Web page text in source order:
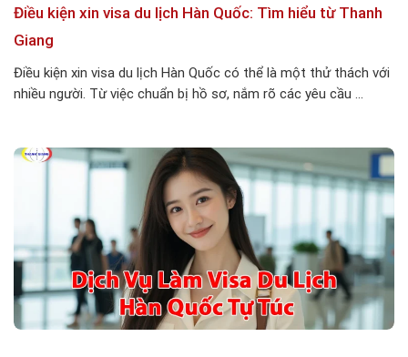
Điều kiện xin visa du lịch Hàn Quốc: Tìm hiểu từ Thanh
Giang
Điều kiện xin visa du lịch Hàn Quốc có thể là một thử thách với
nhiều người. Từ việc chuẩn bị hồ sơ, nắm rõ các yêu cầu ...